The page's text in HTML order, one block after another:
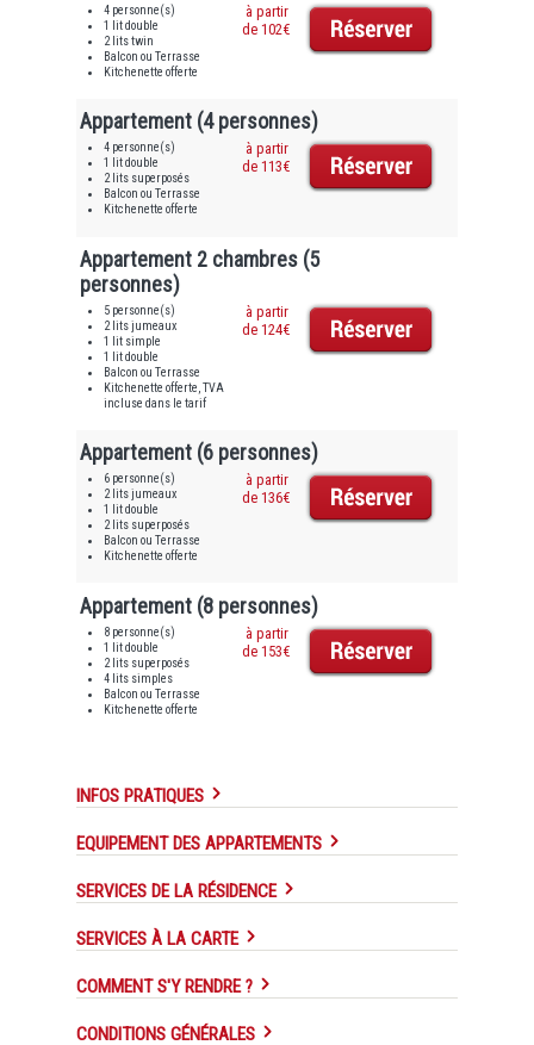
4 personne(s)
1 lit double
2 lits twin
Balcon ou Terrasse
Kitchenette offerte
à partir
de 102€
Appartement (4 personnes)
4 personne(s)
1 lit double
2 lits superposés
Balcon ou Terrasse
Kitchenette offerte
à partir
de 113€
Appartement 2 chambres (5
personnes)
5 personne(s)
2 lits jumeaux
1 lit simple
1 lit double
Balcon ou Terrasse
Kitchenette offerte, TVA
incluse dans le tarif
à partir
de 124€
Appartement (6 personnes)
6 personne(s)
2 lits jumeaux
1 lit double
2 lits superposés
Balcon ou Terrasse
Kitchenette offerte
à partir
de 136€
Appartement (8 personnes)
8 personne(s)
1 lit double
2 lits superposés
4 lits simples
Balcon ou Terrasse
Kitchenette offerte
à partir
de 153€
INFOS PRATIQUES
EQUIPEMENT DES APPARTEMENTS
SERVICES DE LA RÉSIDENCE
SERVICES À LA CARTE
COMMENT S'Y RENDRE ?
CONDITIONS GÉNÉRALES